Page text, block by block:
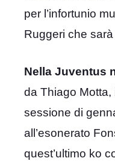
per l’infortunio
Ruggeri che
Nella Juventus
da Thiago
sessione di
all’esonerato
quest’ultimo ko